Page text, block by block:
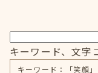
キーワード、文字
キーワード：「笑顔